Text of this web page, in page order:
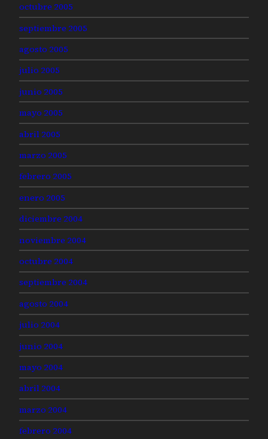
octubre 2005
septiembre 2005
agosto 2005
julio 2005
junio 2005
mayo 2005
abril 2005
marzo 2005
febrero 2005
enero 2005
diciembre 2004
noviembre 2004
octubre 2004
septiembre 2004
agosto 2004
julio 2004
junio 2004
mayo 2004
abril 2004
marzo 2004
febrero 2004